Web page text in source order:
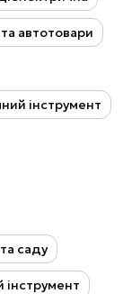
автотовари
інструмент
саду
інструмент